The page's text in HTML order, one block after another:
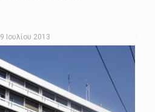
9 Ιουλίου 2013